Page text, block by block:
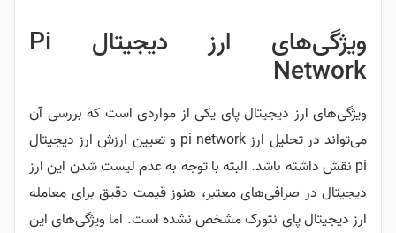
ویژگی‌های ارز دیجیتال Pi
Network
ویژگی‌های ارز دیجیتال پای یکی از مواردی است که بررسی آن
می‌تواند در تحلیل ارز pi network و تعیین ارزش ارز دیجیتال
pi نقش داشته باشد. البته با توجه به عدم لیست شدن این ارز
دیجیتال در صرافی‌های معتبر، هنوز قیمت دقیق برای معامله
ارز دیجیتال پای نتورک مشخص نشده است. اما ویژگی‌های این